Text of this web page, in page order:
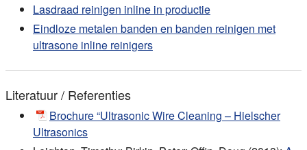
Lasdraad reinigen inline in productie
Eindloze metalen banden en banden reinigen met
ultrasone inline reinigers
Literatuur / Referenties
Brochure “Ultrasonic Wire Cleaning – Hielscher
Ultrasonics